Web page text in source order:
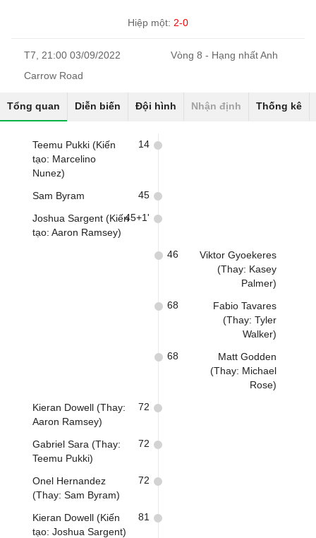
Hiệp một: 2-0
T7, 21:00 03/09/2022
Vòng 8 - Hạng nhất Anh
Carrow Road
Tổng quan Diễn biến Đội hình Nhận định Thống kê
Teemu Pukki (Kiến
tạo: Marcelino
Nunez)
14
Sam Byram 45
Joshua Sargent (Kiến
tạo: Aaron Ramsey)
45+1'
Viktor Gyoekeres
(Thay: Kasey
Palmer)
46
Fabio Tavares
(Thay: Tyler
Walker)
68
Matt Godden
(Thay: Michael
Rose)
68
Kieran Dowell (Thay:
Aaron Ramsey)
72
Gabriel Sara (Thay:
Teemu Pukki)
72
Onel Hernandez
(Thay: Sam Byram)
72
Kieran Dowell (Kiến
tạo: Joshua Sargent)
81